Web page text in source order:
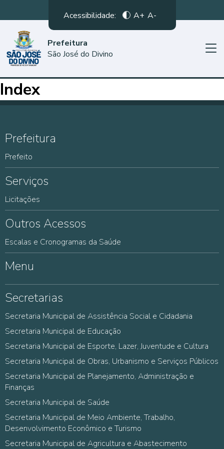
Acessibilidade: A+ A-
Prefeitura
São José do Divino
Index
Prefeitura
Prefeito
Serviços
Licitações
Outros Acessos
Escalas e Cronogramas da Saúde
Menu
Secretarias
Secretaria Municipal de Assistência Social e Cidadania
Secretaria Municipal de Educação
Secretaria Municipal de Esporte, Lazer, Juventude e Cultura
Secretaria Municipal de Obras, Urbanismo e Serviços Públicos
Secretaria Municipal de Planejamento, Administração e
Finanças
Secretaria Municipal de Saúde
Secretaria Municipal de Meio Ambiente, Trabalho,
Desenvolvimento Econômico e Turismo
Secretaria Municipal de Agricultura e Abastecimento